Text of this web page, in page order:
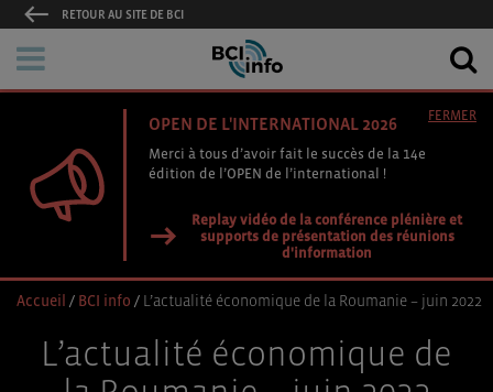
RETOUR AU SITE DE BCI
OPEN DE L'INTERNATIONAL 2026
Merci à tous d’avoir fait le succès de la 14e
édition de l’OPEN de l’international !
Replay vidéo de la conférence plénière et
supports de présentation des réunions
d'information
FERMER
Accueil / BCI info / L’actualité économique de la Roumanie – juin 2022
L’actualité économique de